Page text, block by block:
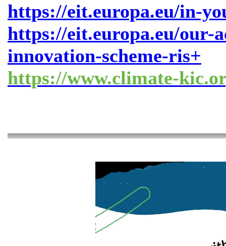
https://eit.europa.eu/in-
https://eit.europa.eu/our-
innovation-scheme-ris+
https://www.climate-